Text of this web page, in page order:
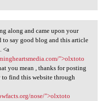
along and
along and came upon your
to say good blog and this article
<a
">olxtoto
you mean , thanks for posting
to find this website through
nose/">olxtoto